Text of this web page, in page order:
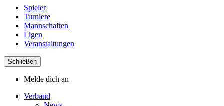
Spieler
Turniere
Mannschaften
Ligen
Veranstaltungen
Schließen
Melde dich an
Verband